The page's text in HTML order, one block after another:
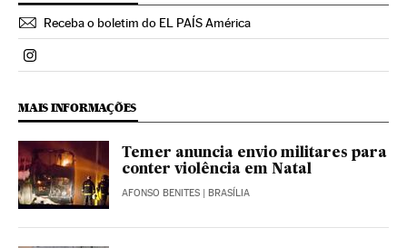
Receba o boletim do EL PAÍS América
Politica El País Brasil en Instagram
MAIS INFORMAÇÕES
Temer anuncia envio militares para
conter violência em Natal
AFONSO BENITES | BRASÍLIA